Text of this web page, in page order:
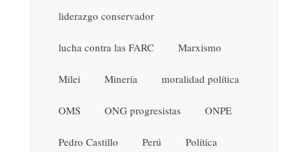
liderazgo conservador
lucha contra las FARC Marxismo
Milei Minería moralidad política
OMS ONG progresistas ONPE
Pedro Castillo Perú Política